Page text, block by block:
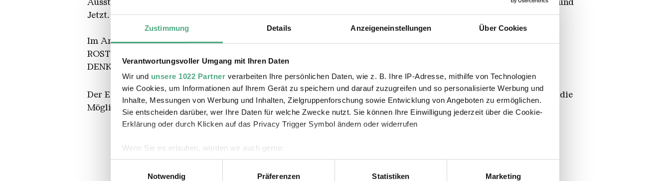
Zustimmung Details Anzeigeneinstellungen Über Cookies
Verantwortungsvoller Umgang mit Ihren Daten
Wir und unsere 1022 Partner verarbeiten Ihre persönlichen Daten, wie z. B. Ihre IP-Adresse, mithilfe von Technologien
wie Cookies, um Informationen auf Ihrem Gerät zu speichern und darauf zuzugreifen und so personalisierte Werbung und
Inhalte, Messungen von Werbung und Inhalten, Zielgruppenforschung sowie Entwicklung von Angeboten zu ermöglichen.
Sie entscheiden darüber, wer Ihre Daten für welche Zwecke nutzt. Sie können Ihre Einwilligung jederzeit über die Cookie-
Erklärung oder durch Klicken auf das Privacy Trigger Symbol ändern oder widerrufen
Wenn Sie es erlauben, würden wir auch gerne:
Informationen über Ihre geografische Lage erfassen, welche bis auf einige Meter genau sein können
Ihr Gerät durch aktives Scannen nach bestimmten Merkmalen (Fingerprinting) identifizieren
Notwendig
Präferenzen Statistiken Marketing
Ausstellung, Dr. Ralf Beil, Lamine Conté vom Haus Afrika e.V. sowie weitere Gäste über Afrika im Saarland Einst und
Jetzt.
Im Anschluss feiern wir das Erscheinen des Katalogbuchs u.a. mit Emeka Ogbohs trinkbarer Künstleredition, dem
ROST-Bier — ein rostfarbenes Red Ale, das eigens für die Ausstellung in Zusammenarbeit mit der Brauerei
DENKMALz aus traditionell deutschen Getreiden und dem afrikanischen Sorghum kreiert wurde.
Der Eintritt zur Buchvernissage ist kostenfrei, zudem besteht während der Veranstaltung in der Völklinger Hütte die
Möglichkeit, das Buch zum Sonderpreis von 40 Euro zu erwerben.